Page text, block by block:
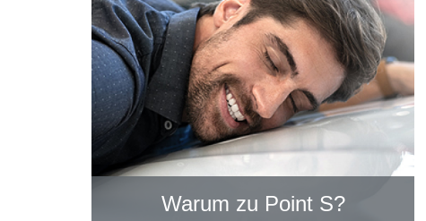
Warum zu Point S?